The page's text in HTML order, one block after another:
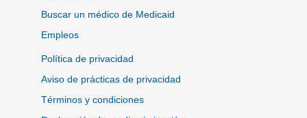
Buscar un médico de Medicaid
Empleos
Política de privacidad
Aviso de prácticas de privacidad
Términos y condiciones